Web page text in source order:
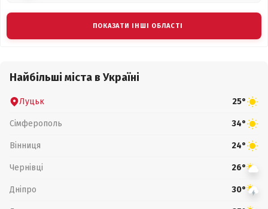
ПОКАЗАТИ ІНШІ ОБЛАСТІ
Найбільші міста в Україні
Луцьк 25°
Сімферополь 34°
Вінниця 24°
Чернівці 26°
Дніпро 30°